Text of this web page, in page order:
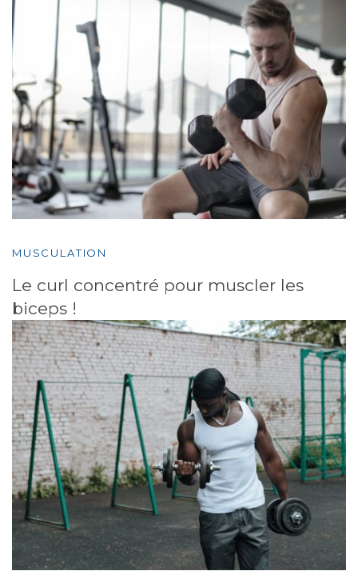
MUSCULATION
Le curl concentré pour muscler les
biceps !